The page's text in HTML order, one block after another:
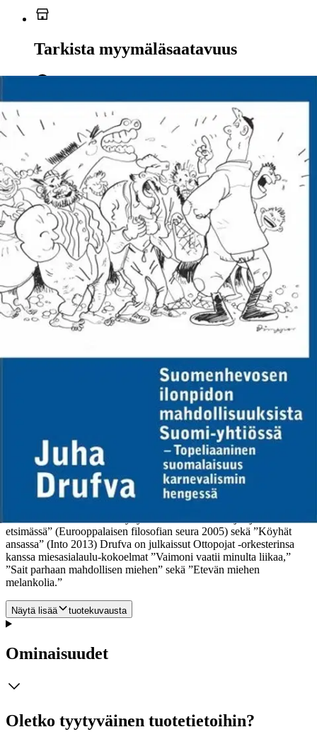
Tarkista myymäläsaatavuus
Tuotekuvaus
Tämä teos puolustaa naurun poljettuja oikeuksia! Juhlissa ja pidoissa
elämä on lomalla ja hengittää vapaasti naurun raikasta ilmaa
saadakseen happea ja voidakseen uudistua. Virallinen arkielämä
erottaa ihmiset toisistaan säätyjen, luokkien, varallisuuden, virka-
asemien, perheen ja iän raja-aidoilla. Hämyisten kapakoiden ohella
markkinat ja torit ovat uusien sanojen hautomoita, joissa uudet sanat
ja ideat itävät uudistaen ja raikastaen kulttuuria.Alakouluille
tarkoitetussa ”Maamme kirjassa” Sakari Topelius jätti
kansanomaisen karnevalistisen maailmankuvan ja naurun teoksensa
topeliaanisen linjan sijasta olisi valittu Kalevalan sankarien ja
Aleksis Kiven viitoittamaan kansan naurukulttuuriin perustuva
kansakunnan rakentamislinja, esitettäisiinkö tangotkin
duurihumppana? Joutuisivatko terapeutit ja psykologit asiakkaiden
puutteessa tutkailemaan vain omia sielunliikkeitään? Silti on
kirjailijoita, jotka ovat ottaneet asiakseen puolustaa naurun
oikeuksia. Aapelin, Pentti Haanpään ja Erno Paasilinnan teoksissa
suomenhevonen voi antautua konnankoukkuja sisältävän
vakavuuden iloisen lajin, naurun vietäväksi. Kun suomenhevonen
sen tekee, sen hän tekeekin hilpein, mutta hartain mielin. Juha
Drufva (s.1955) on toimittajatyönsä ohessa julkaissut 35 vuoden
Aiemmin häneltä on ilmestynyt teokset ”Unohdettuja ajatuksia
etsimässä” (Eurooppalaisen filosofian seura 2005) sekä ”Köyhät
ansassa” (Into 2013) Drufva on julkaissut Ottopojat -orkesterinsa
kanssa miesasialaulu-kokoelmat ”Vaimoni vaatii minulta liikaa,”
”Sait parhaan mahdollisen miehen” sekä ”Etevän miehen
melankolia.”
Näytä lisää tuotekuvausta
Ominaisuudet
Oletko tyytyväinen tuotetietoihin?